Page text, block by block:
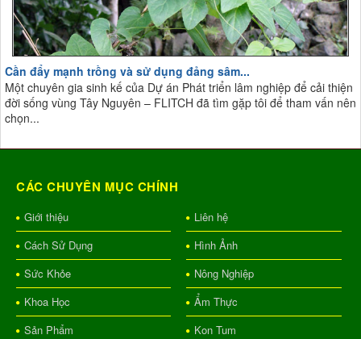
Cần đẩy mạnh trồng và sử dụng đảng sâm...
Một chuyên gia sinh kế của Dự án Phát triển lâm nghiệp để cải thiện
đời sống vùng Tây Nguyên – FLITCH đã tìm gặp tôi để tham vấn nên
chọn...
CÁC CHUYÊN MỤC CHÍNH
Giới thiệu
Liên hệ
Cách Sử Dụng
Hình Ảnh
Sức Khỏe
Nông Nghiệp
Khoa Học
Ẩm Thực
Sản Phẩm
Kon Tum